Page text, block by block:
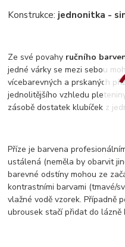
Konstrukce: jednonitka -
Ze své povahy ručního
jedné várky se mezi sebou
vícebarevných a prskaných
jednolitějšího vzhledu
zásobě dostatek klubíček z
Příze je barvena
ustálená (neměla by obarvit
barevné odstíny mohou ze
kontrastními barvami (tmavé/
vlažné vodě vzorek. Případně
ubrousek stačí přidat do